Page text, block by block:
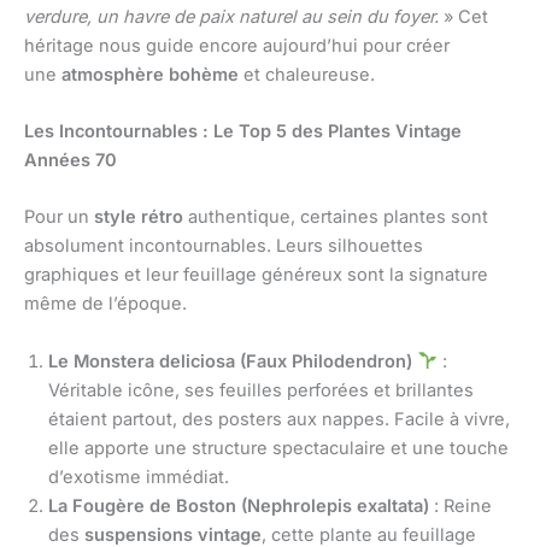
verdure, un havre de paix naturel au sein du foyer. » Cet
héritage nous guide encore aujourd’hui pour créer
une atmosphère bohème et chaleureuse.
Les Incontournables : Le Top 5 des Plantes Vintage
Années 70
Pour un style rétro authentique, certaines plantes sont
absolument incontournables. Leurs silhouettes
graphiques et leur feuillage généreux sont la signature
même de l’époque.
Le Monstera deliciosa (Faux Philodendron)
:
Véritable icône, ses feuilles perforées et brillantes
étaient partout, des posters aux nappes. Facile à vivre,
elle apporte une structure spectaculaire et une touche
d’exotisme immédiat.
La Fougère de Boston (Nephrolepis exaltata) : Reine
des suspensions vintage, cette plante au feuillage